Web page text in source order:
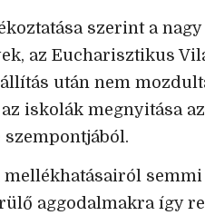
szerint a
az Eucharisztikus
után nem
iskolák megnyitása
mellékhatásairól
aggodalmakra így